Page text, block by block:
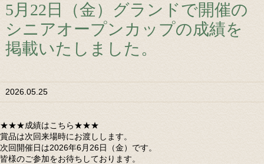
5月22日（金）グランドで開催の
シニアオープンカップの成績を
掲載いたしました。
2026.05.25
★★★成績はこちら★★★
賞品は次回来場時にお渡しします。
次回開催日は2026年6月26日（金）です。
皆様のご参加をお待ちしております。